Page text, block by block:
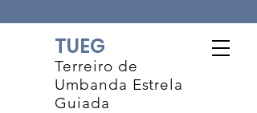
TUEG
Terreiro de
Umbanda Estrela
Guiada